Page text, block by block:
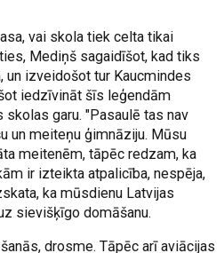
vai skola tiek celta tikai
Mediņš sagaidīšot, kad tiks
un izveidošot tur Kaucmindes
iedzīvināt šīs leģendām
garu. "Pasaulē tas nav
un meiteņu ģimnāziju. Mūsu
meitenēm, tāpēc redzam, ka
ir izteikta atpalicība, nespēja,
ka mūsdienu Latvijas
sievišķīgo domāšanu.
drosme. Tāpēc arī aviācijas